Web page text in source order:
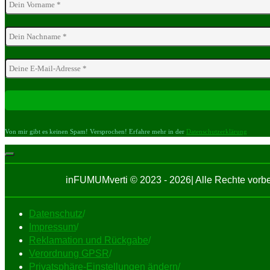
Von mir gibt es keinen Spam! Versprochen! Erfahre mehr in der Datenschutzerklärung
inFUMUMverti © 2023 - 2026| Alle Rechte
Datenschutz/
Impressum/
Reklamation und Rückgabe/
Verordnung GPSR/
Privatsphäre-Einstellungen ändern/